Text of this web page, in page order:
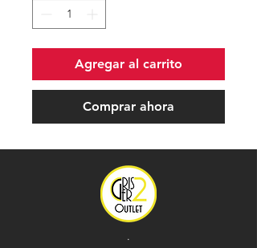
Agregar al carrito
Comprar ahora
.